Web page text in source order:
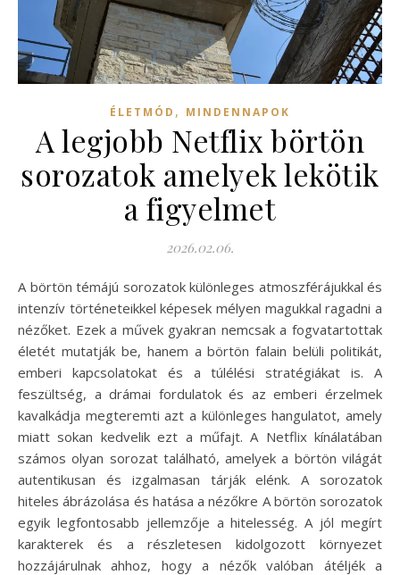
ÉLETMÓD , MINDENNAPOK
A legjobb Netflix börtön
sorozatok amelyek lekötik
a figyelmet
2026.02.06.
A börtön témájú sorozatok különleges atmoszférájukkal és
intenzív történeteikkel képesek mélyen magukkal ragadni a
nézőket. Ezek a művek gyakran nemcsak a fogvatartottak
életét mutatják be, hanem a börtön falain belüli politikát,
emberi kapcsolatokat és a túlélési stratégiákat is. A
feszültség, a drámai fordulatok és az emberi érzelmek
kavalkádja megteremti azt a különleges hangulatot, amely
miatt sokan kedvelik ezt a műfajt. A Netflix kínálatában
számos olyan sorozat található, amelyek a börtön világát
autentikusan és izgalmasan tárják elénk. A sorozatok
hiteles ábrázolása és hatása a nézőkre A börtön sorozatok
egyik legfontosabb jellemzője a hitelesség. A jól megírt
karakterek és a részletesen kidolgozott környezet
hozzájárulnak ahhoz, hogy a nézők valóban átéljék a